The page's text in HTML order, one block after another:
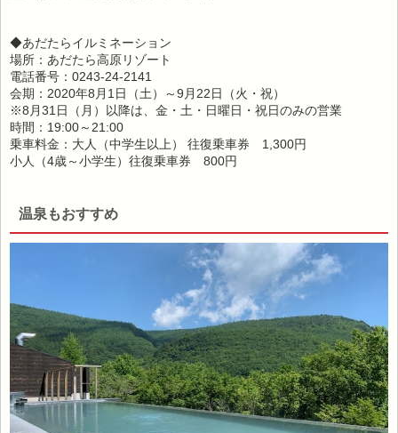
◆あだたらイルミネーション
場所：あだたら高原リゾート
電話番号：0243-24-2141
会期：2020年8月1日（土）～9月22日（火・祝）
※8月31日（月）以降は、金・土・日曜日・祝日のみの営業
時間：19:00～21:00
乗車料金：大人（中学生以上） 往復乗車券 1,300円
小人（4歳～小学生）往復乗車券 800円
温泉もおすすめ